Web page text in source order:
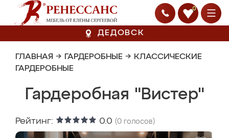
0
ДЕДОВСК
ГЛАВНАЯ → ГАРДЕРОБНЫЕ → КЛАССИЧЕСКИЕ
ГАРДЕРОБНЫЕ
Гардеробная "Вистер"
Рейтинг: 0.0 (0 голосов)